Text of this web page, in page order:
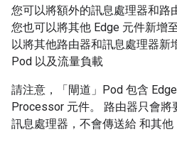
您可以將額外的訊息處理器和路
您也可以將其他 Edge 元件新增
以將其他路由器和訊息處理器新
Pod 以及流量負載
請注意，「閘道」Pod 包含
Processor 元件。 路由器只會將
訊息處理器，不會傳送給 和其他